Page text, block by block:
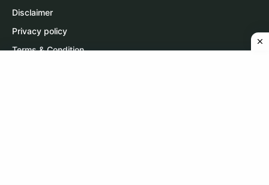
Disclaimer
Privacy policy
Terms & Condition